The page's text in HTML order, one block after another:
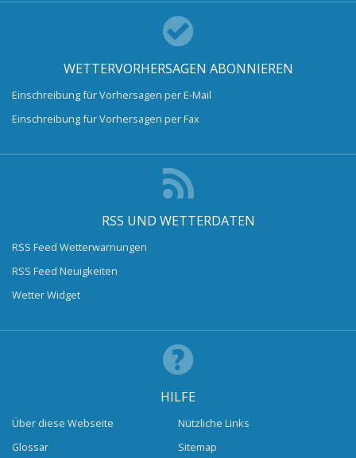
WETTERVORHERSAGEN ABONNIEREN
Einschreibung für Vorhersagen per E-Mail
Einschreibung für Vorhersagen per Fax
RSS UND WETTERDATEN
RSS Feed Wetterwarnungen
RSS Feed Neuigkeiten
Wetter Widget
HILFE
Über diese Webseite
Glossar
Nützliche Links
Sitemap